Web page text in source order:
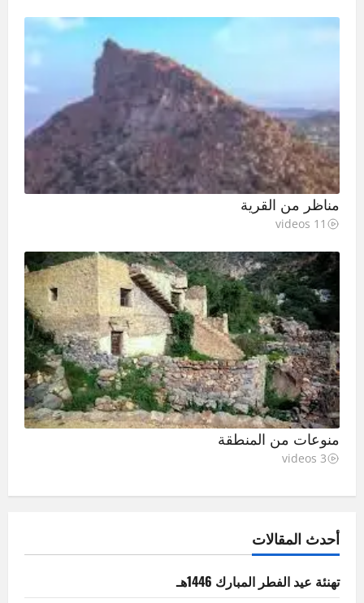
مناظر من القرية
11 videos
منوعات من المنطقة
3 videos
أحدث المقالات
تهنئة عيد الفطر المبارك 1446هـ